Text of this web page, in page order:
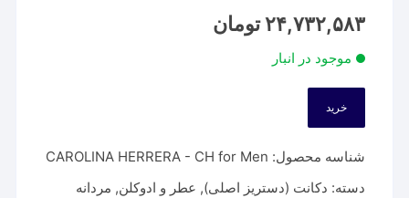
۲۴,۷۳۲,۵۸۳ تومان
موجود در انبار
خرید
شناسه محصول: CAROLINA HERRERA - CH for Men
دسته: دکانت (دستریز اصلی), عطر و ادوکلن, مردانه